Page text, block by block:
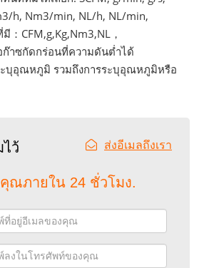
h, Nm3/min, NL/h, NL/min,
CFM,g,Kg,Nm3,NL，
ก๊าซกัดกร่อนที่ความดันต่ำได้
ะบุอุณหภูมิ รวมถึงการระบุอุณหภูมิหรือ
ว้ ส่งอีเมลถึงเรา
ณภายใน 24 ชั่วโมง.